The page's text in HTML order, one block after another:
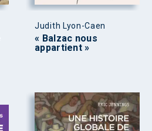
Judith Lyon-Caen
« Balzac nous
appartient »